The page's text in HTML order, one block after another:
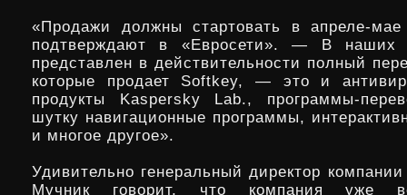
«Продажи должны стартовать в апреле-
подтверждают в «Евросети». — В наших
представлен в действительности полный
которые продает Softkey, — это и
продукты Kaspersky Lab., программы-
шутку навигационные программы,
и многое другое».
Удивительно генеральный директор
Мучник говорит, что компания уже